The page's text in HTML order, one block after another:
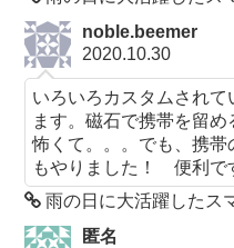
noble.beemer
2020.10.30
いろいろカスタムされて
ます。磁石で携帯を留
怖くて。。。でも、携
もやりました！ 便利で
雨の日に大活躍したス
匿名